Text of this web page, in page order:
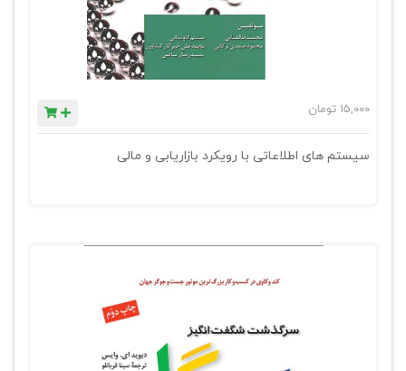
15,000 تومان
سیستم های اطلاعاتی با رویکرد بازاریابی و مالی